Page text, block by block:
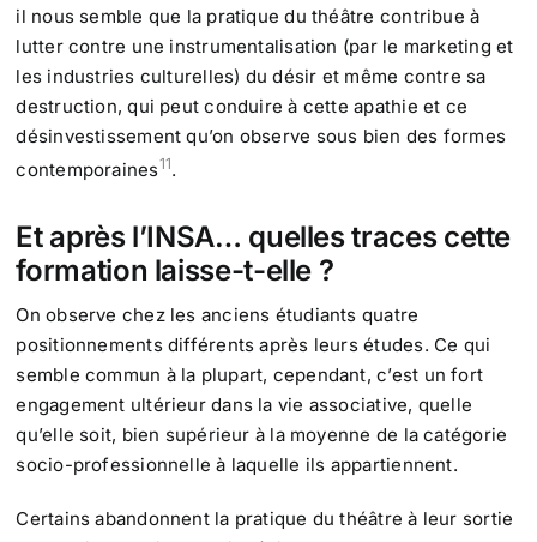
il nous semble que la pratique du théâtre contribue à
lutter contre une instrumentalisation (par le marketing et
les industries culturelles) du désir et même contre sa
destruction, qui peut conduire à cette apathie et ce
désinvestissement qu’on observe sous bien des formes
contemporaines11.
Et après l’INSA… quelles traces cette
formation laisse-t-elle ?
On observe chez les anciens étudiants quatre
positionnements différents après leurs études. Ce qui
semble commun à la plupart, cependant, c’est un fort
engagement ultérieur dans la vie associative, quelle
qu’elle soit, bien supérieur à la moyenne de la catégorie
socio-professionnelle à laquelle ils appartiennent.
Certains abandonnent la pratique du théâtre à leur sortie